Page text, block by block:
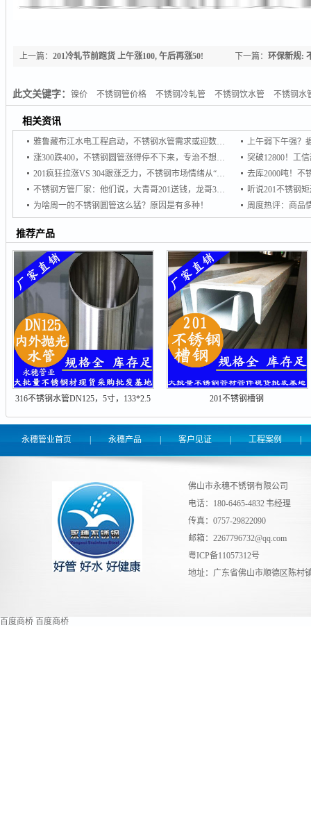
下一篇：环保新规:
上一篇：201冷轧节前跑货 上午涨100, 午后再涨50!
此文关键字：镍价 不锈钢管价格 不锈钢冷轧管 不锈钢饮水管 不锈钢水
相关资讯
雅鲁藏布江水电工程启动，不锈钢水管需求或迎数十亿级增量市场
涨300跌400，不锈钢圆管涨得停不下来，专治不想买，专杀不敢买！
201疯狂拉涨VS 304跟涨乏力，不锈钢市场情绪从“谨慎”转向“追涨
不锈钢方管厂家：他们说，大青哥201送钱，龙哥304想接单
为啥周一的不锈钢圆管这么猛？原因是有多种！
推荐产品
316不锈钢水管DN125，5寸，133*2.5 201不锈钢槽钢
永穗管业首页 永穗产品 | 客户见证 | 工程案例 |
佛山市永穗不锈钢有限公司
电话：180-6465-4832 韦经理
传真：0757-29822090
邮箱：2267796732@qq.com
粤ICP备11057312号
地址：广东省佛山市顺德区陈
百度商桥 百度商桥